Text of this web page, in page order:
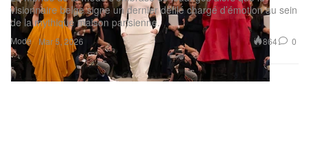
Mode
visionnaire belge signe un dernier défilé chargé d’émotion au sein
de la mythique maison parisienne.
Mar 5, 2026 864 0